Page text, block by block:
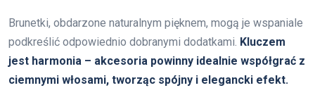
Brunetki, obdarzone naturalnym pięknem, mogą je wspaniale
podkreślić odpowiednio dobranymi dodatkami. Kluczem
jest harmonia – akcesoria powinny idealnie współgrać z
ciemnymi włosami, tworząc spójny i elegancki efekt.